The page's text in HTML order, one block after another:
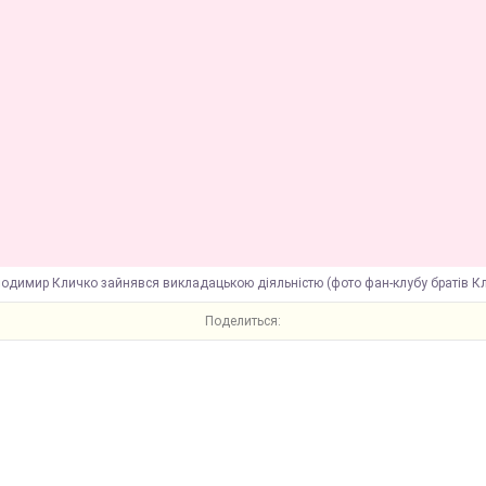
Кличко зайнявся викладацькою діяльністю (фото фан-клубу братів
Поделиться: